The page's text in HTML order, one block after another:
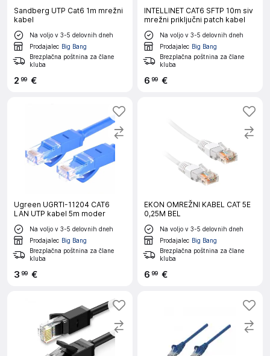
Sandberg UTP Cat6 1m mrežni
kabel
Na voljo v 3-5 delovnih dneh
Prodajalec Big Bang
Brezplačna poštnina za člane
kluba
2 99 €
INTELLINET CAT6 SFTP 10m siv
mrežni priključni patch kabel
Na voljo v 3-5 delovnih dneh
Prodajalec Big Bang
Brezplačna poštnina za člane
kluba
6 99 €
Ugreen UGRTI-11204 CAT6
LAN UTP kabel 5m moder
Na voljo v 3-5 delovnih dneh
Prodajalec Big Bang
Brezplačna poštnina za člane
kluba
3 99 €
EKON OMREŽNI KABEL CAT 5E
0,25M BEL
Na voljo v 3-5 delovnih dneh
Prodajalec Big Bang
Brezplačna poštnina za člane
kluba
6 99 €